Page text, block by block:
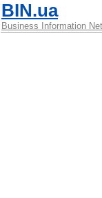
BIN.ua
Business Information